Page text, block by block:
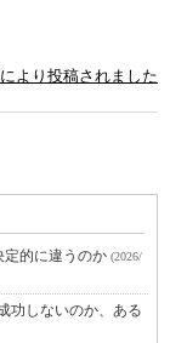
より投稿されました
定的に違うのか (2026/
功しないのか、ある